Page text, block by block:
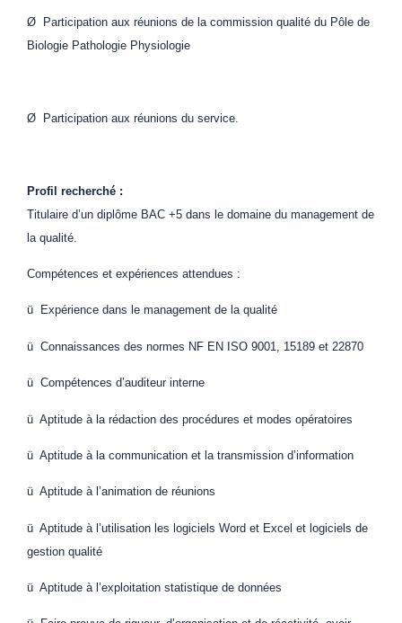
Ø Participation aux réunions de la commission qualité du Pôle de
Biologie Pathologie Physiologie
Ø Participation aux réunions du service.
Profil recherché :
Titulaire d’un diplôme BAC +5 dans le domaine du management de
la qualité.
Compétences et expériences attendues :
ü Expérience dans le management de la qualité
ü Connaissances des normes NF EN ISO 9001, 15189 et 22870
ü Compétences d’auditeur interne
ü Aptitude à la rédaction des procédures et modes opératoires
ü Aptitude à la communication et la transmission d’information
ü Aptitude à l’animation de réunions
ü Aptitude à l’utilisation les logiciels Word et Excel et logiciels de
gestion qualité
ü Aptitude à l’exploitation statistique de données